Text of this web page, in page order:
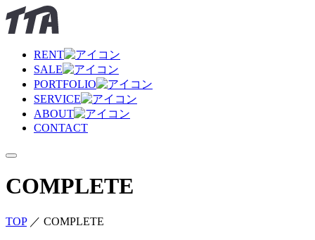
RENT
SALE
PORTFOLIO
SERVICE
ABOUT
CONTACT
COMPLETE
TOP ／ COMPLETE